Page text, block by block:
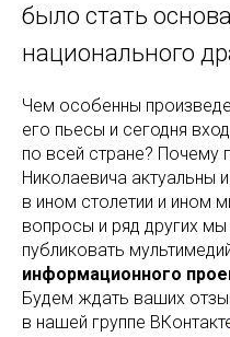
было стать
национального
Чем особенны
его пьесы и сегодня
по всей стране?
Николаевича актуальны
в ином столетии и ином
вопросы и ряд других
публиковать
информационного
Будем ждать ваших
в нашей группе